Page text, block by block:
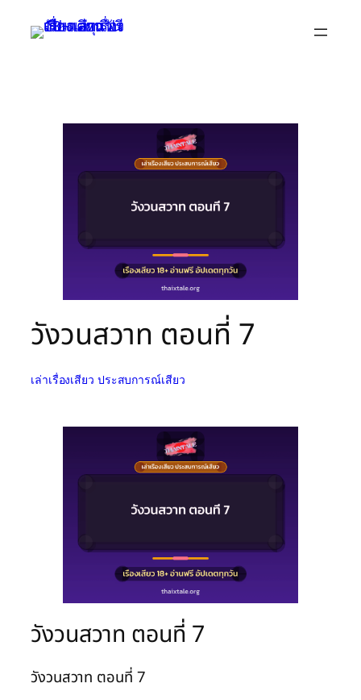
วังวนสวาท ตอนที่ 7
เล่าเรื่องเสียว ประสบการณ์เสียว
วังวนสวาท ตอนที่ 7
วังวนสวาท ตอนที่ 7